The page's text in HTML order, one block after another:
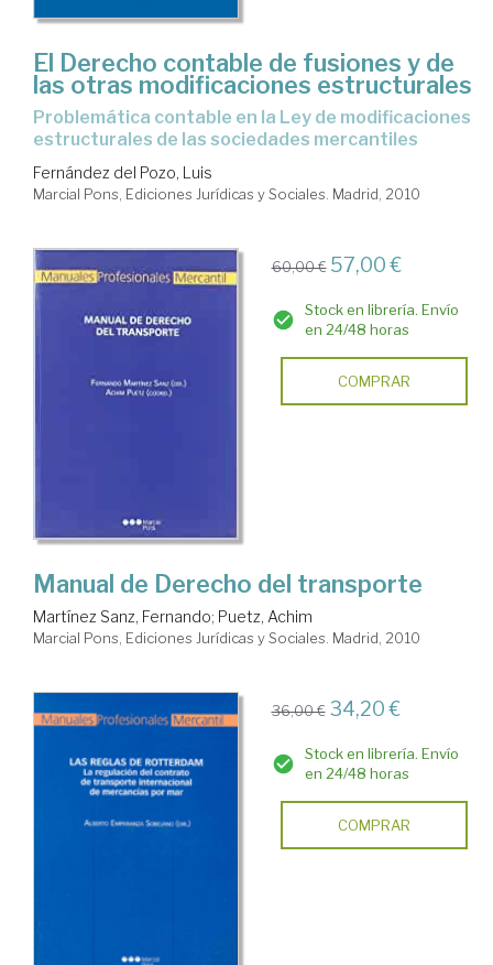
El Derecho contable de fusiones y de
las otras modificaciones estructurales
problemática contable en la Ley de modificaciones
estructurales de las sociedades mercantiles
Fernández del Pozo, Luis
Marcial Pons, Ediciones Jurídicas y Sociales. Madrid, 2010
60,00 € 57,00 €
Stock en librería. Envío
en 24/48 horas
COMPRAR
Manual de Derecho del transporte
Martínez Sanz, Fernando; Puetz, Achim
Marcial Pons, Ediciones Jurídicas y Sociales. Madrid, 2010
36,00 € 34,20 €
Stock en librería. Envío
en 24/48 horas
COMPRAR